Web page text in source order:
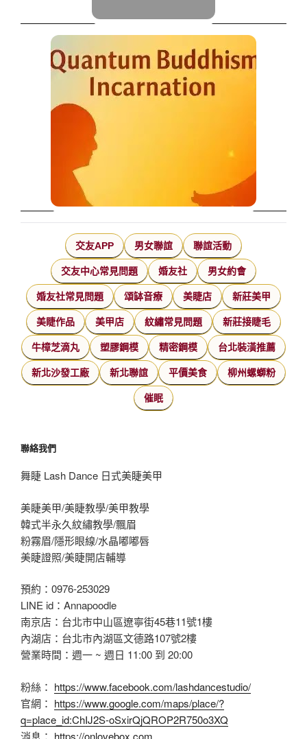
交友APP 男女聯誼 聯誼活動
交友中心常見問題 婚友社 男女約會
婚友社常見問題 頌缽音療 美睫店 新莊美甲
美睫作品 美甲店 紋繡常見問題 新莊接睫毛
牛樟芝滴丸 塑膠鋼模 精密鋼模 台北裝潢推薦
新北沙發工廠 新北聯誼 平價美食 柳州螺螄粉
催眠
聯絡我們
舞睫 Lash Dance 日式美睫美甲
美睫美甲/美睫教學/美甲教學
韓式半永久紋繡教學/飄眉
粉霧眉/隱形眼線/水晶嘟嘟唇
美睫證照/美睫開店輔導
預約：0976-253029
LINE id：Annapoodle
南京店：台北市中山區遼寧街45巷11號1樓
內湖店：台北市內湖區文德路107號2樓
營業時間：週一 ~ 週日 11:00 到 20:00
粉絲： https://www.facebook.com/lashdancestudio/
官網： https://www.google.com/maps/place/?
q=place_id:ChIJ2S-oSxirQjQROP2R750o3XQ
消息： https://onlovebox.com